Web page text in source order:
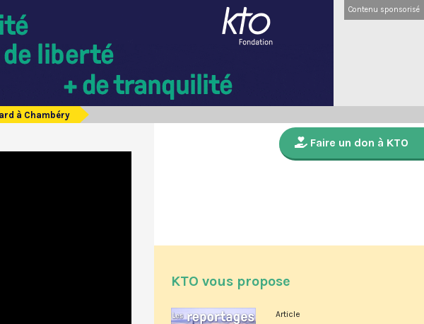
Contenu sponsorisé
à Chambéry
Faire un don à KTO
KTO vous propose
Article